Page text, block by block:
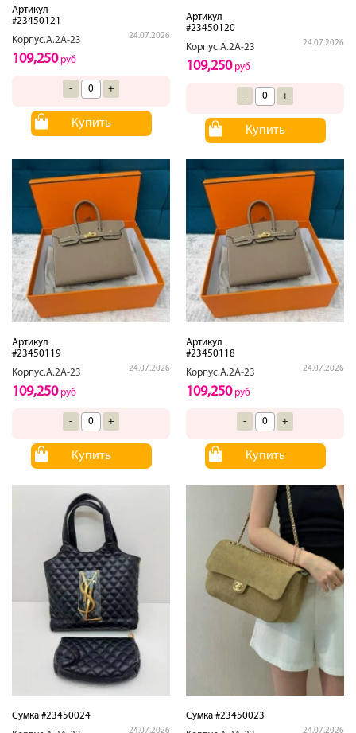
Артикул
#23450121
Корпус.А.2А-23
24.07.2026
109,250руб
- +
Купить
Артикул
#23450120
Корпус.А.2А-23
24.07.2026
109,250руб
- +
Купить
Артикул
#23450119
Корпус.А.2А-23
24.07.2026
109,250руб
- +
Купить
Артикул
#23450118
Корпус.А.2А-23
24.07.2026
109,250руб
- +
Купить
Сумка #23450024
24.07.2026
Сумка #23450023
24.07.2026